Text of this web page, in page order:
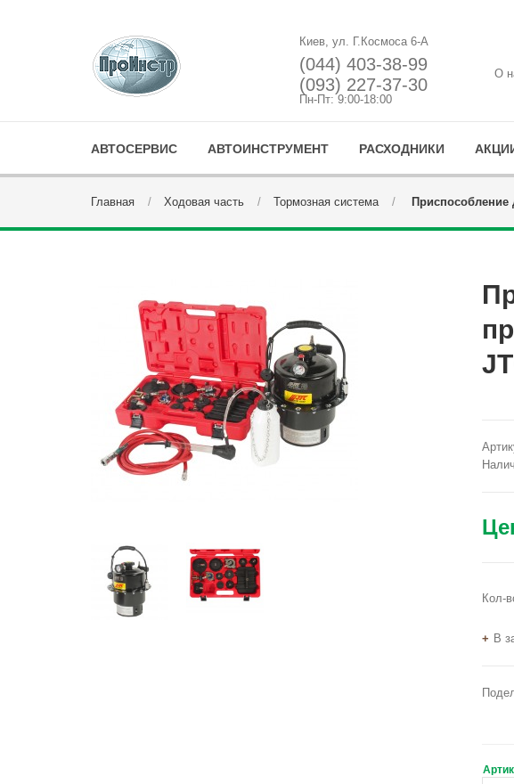
Киев, ул. Г.Космоса 6-А
(044) 403-38-99
(093) 227-37-30
Пн-Пт: 9:00-18:00
О
АВТОСЕРВИС АВТОИНСТРУМЕНТ РАСХОДНИКИ
Главная Ходовая часть Тормозная система Приспособление
Кол-
В